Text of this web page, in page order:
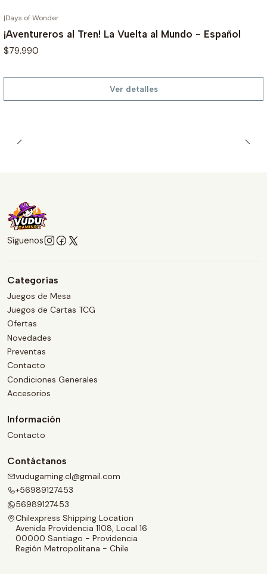
|Days of Wonder
¡Aventureros al Tren! La Vuelta al Mundo - Español
$79.990
Ver detalles
Síguenos
Categorías
Juegos de Mesa
Juegos de Cartas TCG
Ofertas
Novedades
Preventas
Contacto
Condiciones Generales
Accesorios
Información
Contacto
Contáctanos
vudugaming.cl@gmail.com
+56989127453
56989127453
Chilexpress Shipping Location
Avenida Providencia 1108, Local 16
00000 Santiago - Providencia
Región Metropolitana - Chile